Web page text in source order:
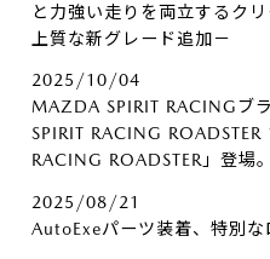
と力強い走りを両立するク
上質な新グレード追加－
2025/10/04
MAZDA SPIRIT RACINGブ
SPIRIT RACING
RACING ROADSTER」登場。
2025/08/21
AutoExeパーツ装着、特別な